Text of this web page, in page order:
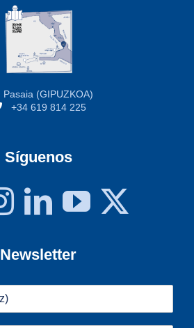
Pasaia (GIPUZKOA)
+34 619 814 225
Síguenos
Newsletter